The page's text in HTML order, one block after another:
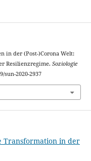
in der (Post-)Corona Welt:
Resilienzregime. Soziologie
sun-2020-2937
Transformation in der